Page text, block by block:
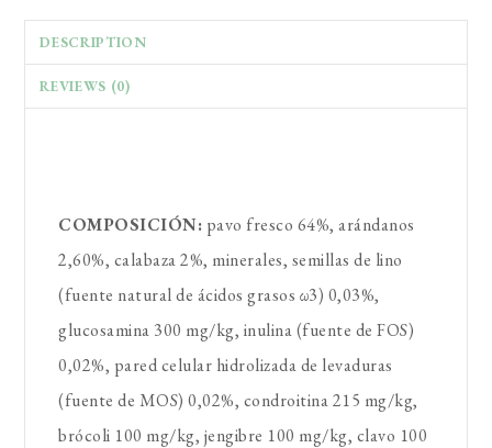
DESCRIPTION
REVIEWS (0)
COMPOSICIÓN: pavo fresco 64%, arándanos
2,60%, calabaza 2%, minerales, semillas de lino
(fuente natural de ácidos grasos ω3) 0,03%,
glucosamina 300 mg/kg, inulina (fuente de FOS)
0,02%, pared celular hidrolizada de levaduras
(fuente de MOS) 0,02%, condroitina 215 mg/kg,
brócoli 100 mg/kg, jengibre 100 mg/kg, clavo 100